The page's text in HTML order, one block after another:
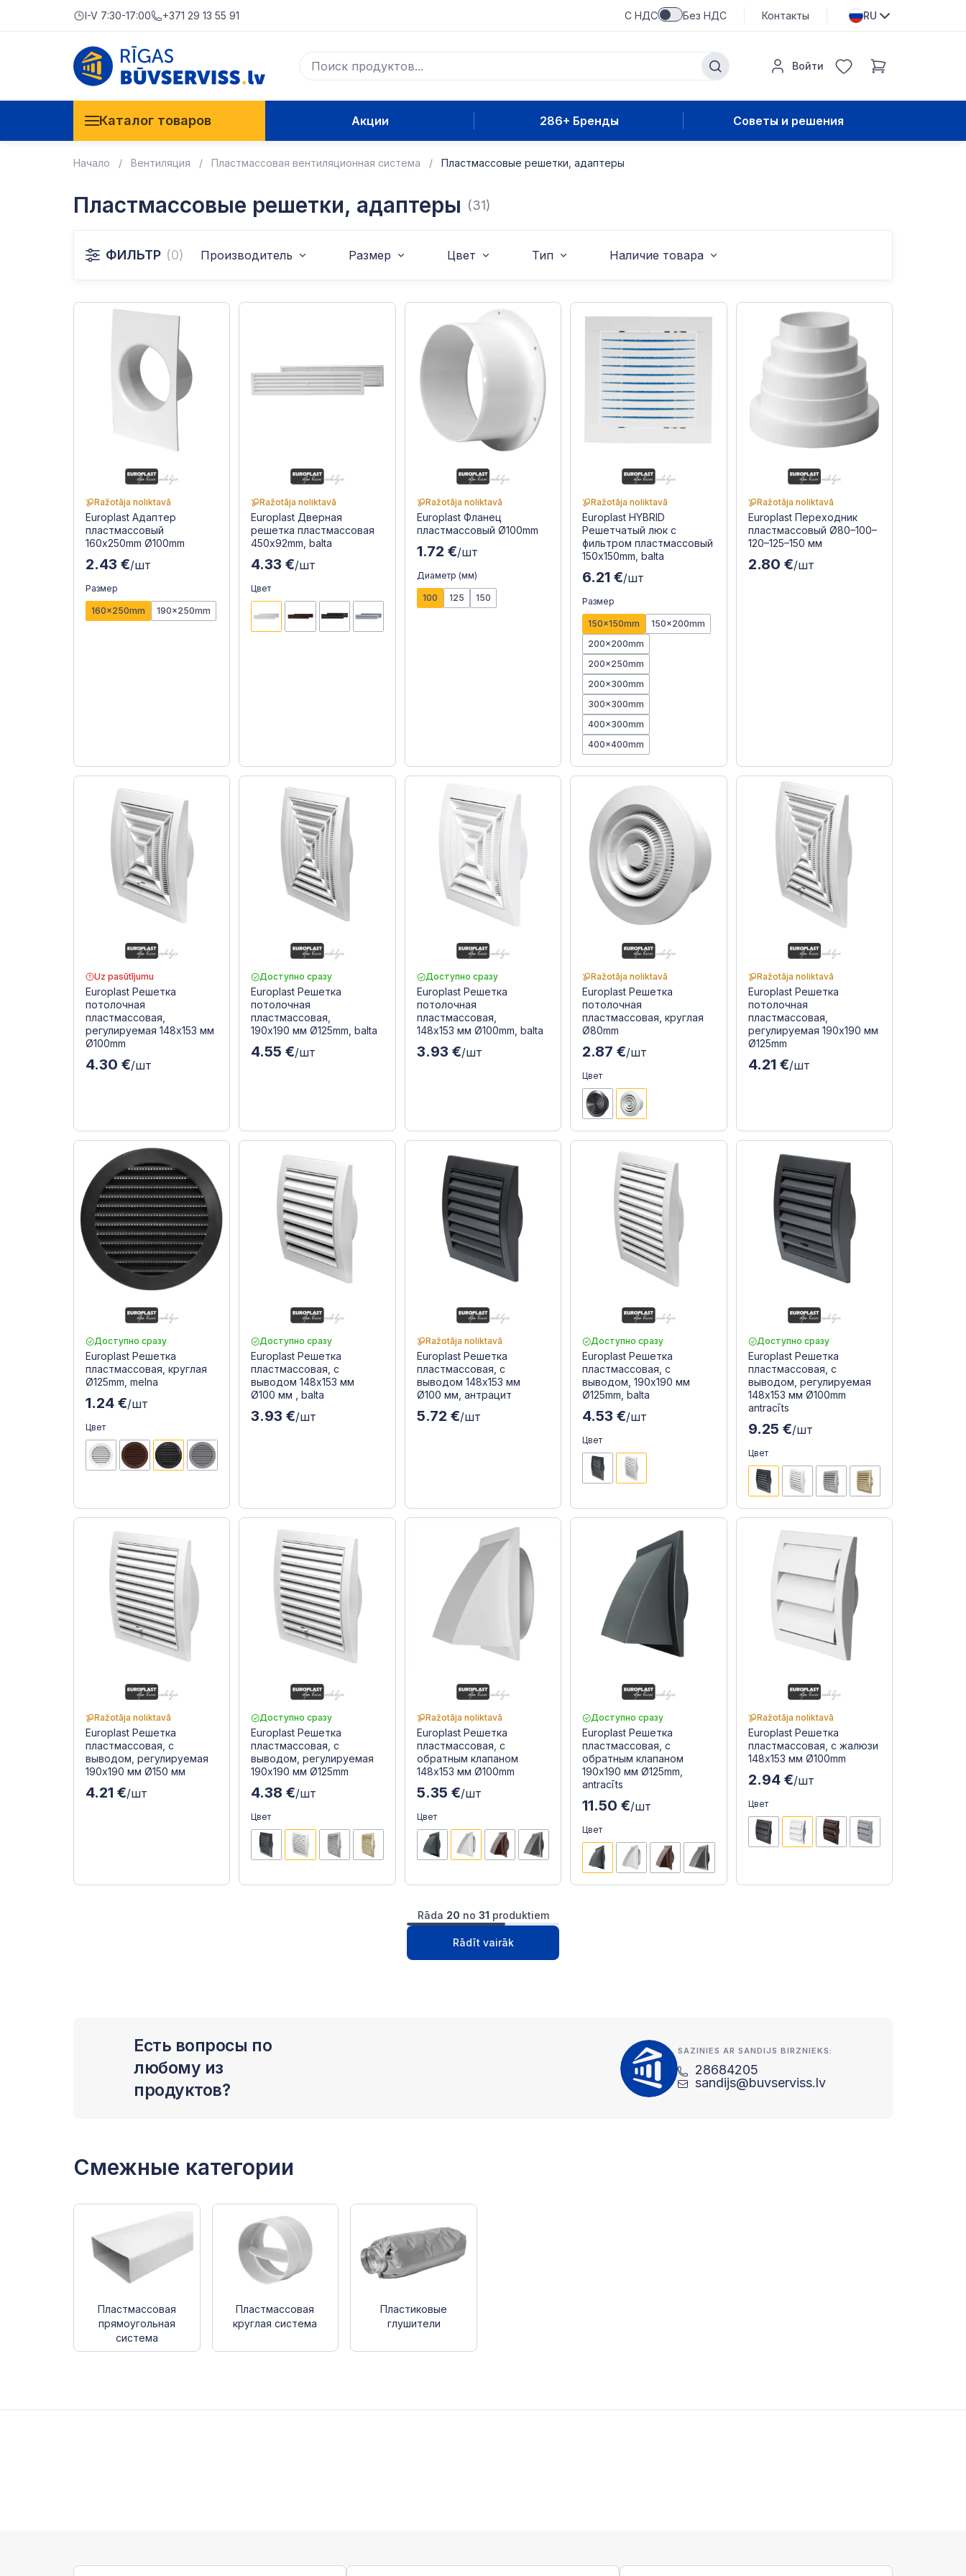
I-V 7:30-17:00 +371 29 13 55 91 С НДС Без НДС Контакты RU
Войти
Каталог товаров Акции 286+ Бренды Советы и решения
Начало Вентиляция Пластмассовая вентиляционная система Пластмассовые решетки, адаптеры
Пластмассовые решетки, адаптеры (31)
ФИЛЬТР (0) Производитель Размер Цвет Тип Наличие товара
Ražotāja noliktavā
Europlast Адаптер
пластмассовый
160x250mm Ø100mm
2.43 €/шт
Размер
160x250mm 190x250mm
Ražotāja noliktavā
Europlast Дверная
решетка пластмассовая
450x92mm, balta
4.33 €/шт
Цвет
Ražotāja noliktavā
Europlast Фланец
пластмассовый Ø100mm
1.72 €/шт
Диаметр (мм)
100 125 150
Ražotāja noliktavā
Europlast HYBRID
Решетчатый люк с
фильтром пластмассовый
150x150mm, balta
6.21 €/шт
Размер
150x150mm
150x200mm
200x200mm
200x250mm
200x300mm
300x300mm
400x300mm
400x400mm
Ražotāja noliktavā
Europlast Переходник
пластмассовый Ø80–100–
120–125–150 мм
2.80 €/шт
Uz pasūtījumu
Europlast Решетка
потолочная
пластмассовая,
регулируемая 148x153 мм
Ø100mm
4.30 €/шт
Доступно сразу
Europlast Решетка
потолочная
пластмассовая,
190x190 мм Ø125mm, balta
4.55 €/шт
Доступно сразу
Europlast Решетка
потолочная
пластмассовая,
148x153 мм Ø100mm, balta
3.93 €/шт
Ražotāja noliktavā
Europlast Решетка
потолочная
пластмассовая, круглая
Ø80mm
2.87 €/шт
Цвет
Ražotāja noliktavā
Europlast Решетка
потолочная
пластмассовая,
регулируемая 190x190 мм
Ø125mm
4.21 €/шт
Доступно сразу
Europlast Решетка
пластмассовая, круглая
Ø125mm, melna
1.24 €/шт
Цвет
Доступно сразу
Europlast Решетка
пластмассовая, с
выводом 148x153 мм
Ø100 мм , balta
3.93 €/шт
Ražotāja noliktavā
Europlast Решетка
пластмассовая, с
выводом 148x153 мм
Ø100 мм, антрацит
5.72 €/шт
Доступно сразу
Europlast Решетка
пластмассовая, с
выводом, 190x190 мм
Ø125mm, balta
4.53 €/шт
Цвет
Доступно сразу
Europlast Решетка
пластмассовая, с
выводом, регулируемая
148x153 мм Ø100mm
antracīts
9.25 €/шт
Цвет
Ražotāja noliktavā
Europlast Решетка
пластмассовая, с
выводом, регулируемая
190x190 мм Ø150 мм
4.21 €/шт
Доступно сразу
Europlast Решетка
пластмассовая, с
выводом, регулируемая
190x190 мм Ø125mm
4.38 €/шт
Цвет
Ražotāja noliktavā
Europlast Решетка
пластмассовая, с
обратным клапаном
148x153 мм Ø100mm
5.35 €/шт
Цвет
Доступно сразу
Europlast Решетка
пластмассовая, с
обратным клапаном
190x190 мм Ø125mm,
antracīts
11.50 €/шт
Цвет
Ražotāja noliktavā
Europlast Решетка
пластмассовая, с жалюзи
148x153 мм Ø100mm
2.94 €/шт
Цвет
Rāda 20 no 31 produktiem
Rādīt vairāk
1 2 Следущая
Есть вопросы по
любому из
продуктов?
SAZINIES AR SANDIJS BIRZNIEKS:
28684205
sandijs@buvserviss.lv
Смежные категории
Пластмассовая
прямоугольная
система
Пластмассовая
круглая система
Пластиковые
глушители